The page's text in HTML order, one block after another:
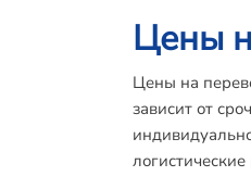
Цены
Цены на
зависит от